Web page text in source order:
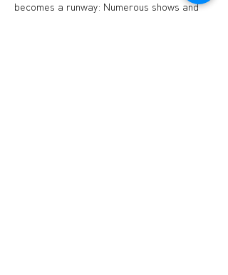
becomes a runway: Numerous shows and